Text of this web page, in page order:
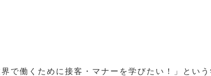
で働くために接客・マナーを学びたい！」という